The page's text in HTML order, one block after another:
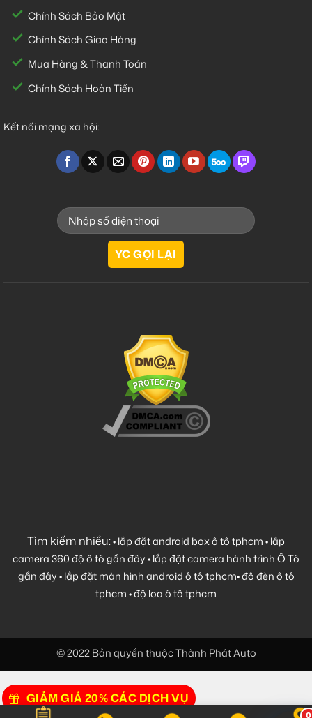
Chính Sách Bảo Mật
Chính Sách Giao Hàng
Mua Hàng & Thanh Toán
Chính Sách Hoàn Tiền
Kết nối mạng xã hội:
Tìm kiếm nhiều:•lắp đặt android box ô tô tphcm•lắp
camera 360 độ ô tô gần đây•lắp đặt camera hành trình Ô Tô
gần đây•lắp đặt màn hình android ô tô tphcm•độ đèn ô tô
tphcm•độ loa ô tô tphcm
GIẢM GIÁ 20% CÁC DỊCH VỤ
© 2022 Bản quyền thuộc Thành Phát Auto